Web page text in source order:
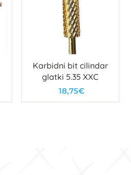
Karbidni bit cilindar
glatki 5.35 XXC
18,75€